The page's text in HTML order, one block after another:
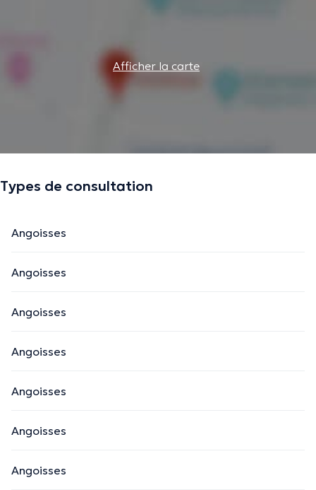
Afficher la carte
Types de consultation
Angoisses
Angoisses
Angoisses
Angoisses
Angoisses
Angoisses
Angoisses